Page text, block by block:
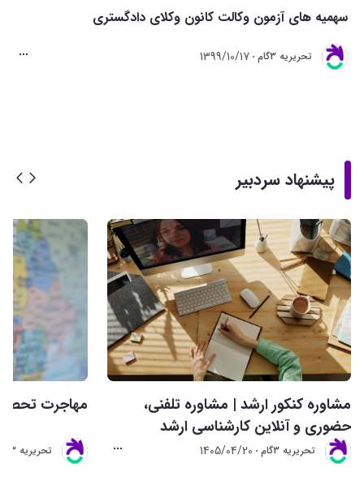
سهمیه های آزمون وکالت کانون وکلای دادگستری
تحريريه 3گام 1399/10/17
پیشنهاد سردبیر
مشاوره کنکور ارشد | مشاوره تلفنی،
حضوری و آنلاین کارشناسی ارشد
تحريريه 3گام 1405/04/20
مهاجرت
تحريريه 3گام